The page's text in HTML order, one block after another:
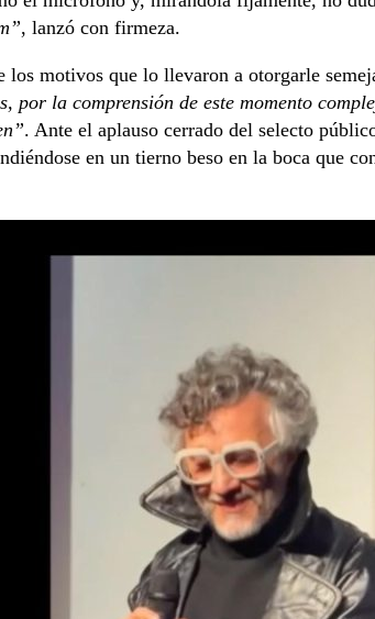
, lanzó con firmeza.
motivos que lo llevaron a otorgarle
por la comprensión de este momento
. Ante el aplauso cerrado del selecto
en un tierno beso en la boca que